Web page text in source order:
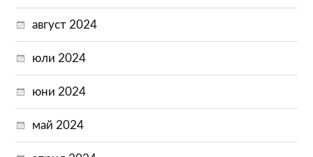
август 2024
юли 2024
юни 2024
май 2024